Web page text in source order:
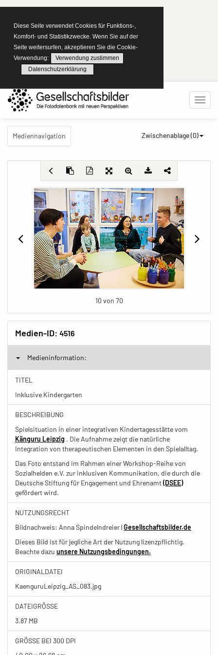
Diese Seite verwendet Cookies für Funktions-,
Komfort- und Statistikzwecke. Wenn Sie auf der
Seite weitersurfen, akzeptieren Sie die Cookie-
Verwendung:
Verwendung zustimmen
Datenschutzerklärung
Mediennavigation Zwischenablage (0)
10 von 70
Medien-ID: 4516
Medieninformation:
TITEL
Inklusive Kindergarten
BESCHREIBUNG
Spielsituation in einer integrativen Kindertagesstätte vom
Känguru Leipzig . Die Aufnahme zeigt die natürliche
Integration von therapeutischen Elementen in den Spielalltag.
Das Foto entstand im Rahmen einer Workshop-Reihe von
Sozialhelden e.V. zur inklusiven Kommunikation, die durch die
Deutsche Stiftung für Engagement und Ehrenamt(DSEE)
gefördert wird.
NUTZUNGSRECHT
Bildnachweis: Anna Spindelndreier |Gesellschaftsbilder.de
Dieses Bild ist für jegliche Art der Nutzung lizenzpflichtig.
Beachte dazu unsere Nutzungsbedingungen.
ORIGINALDATEI
KaenguruLeipzig_AS_083.jpg
DATEIGRÖSSE
3.87 MB
GRÖSSE BEI 300 DPI